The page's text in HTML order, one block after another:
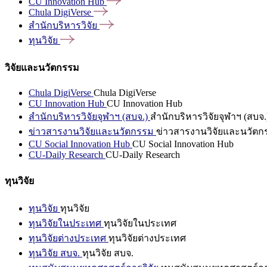
Chula DigiVerse
สำนักบริหารวิจัย
ทุนวิจัย
วิจัยและนวัตกรรม
Chula DigiVerse Chula DigiVerse
CU Innovation Hub CU Innovation Hub
สำนักบริหารวิจัยจุฬาฯ (สบจ.) สำนักบริหารวิจัยจุฬาฯ (สบจ
ข่าวสารงานวิจัยและนวัตกรรม ข่าวสารงานวิจัยและนวัตก
CU Social Innovation Hub CU Social Innovation Hub
CU-Daily Research CU-Daily Research
ทุนวิจัย
ทุนวิจัย ทุนวิจัย
ทุนวิจัยในประเทศ ทุนวิจัยในประเทศ
ทุนวิจัยต่างประเทศ ทุนวิจัยต่างประเทศ
ทุนวิจัย สบจ. ทุนวิจัย สบจ.